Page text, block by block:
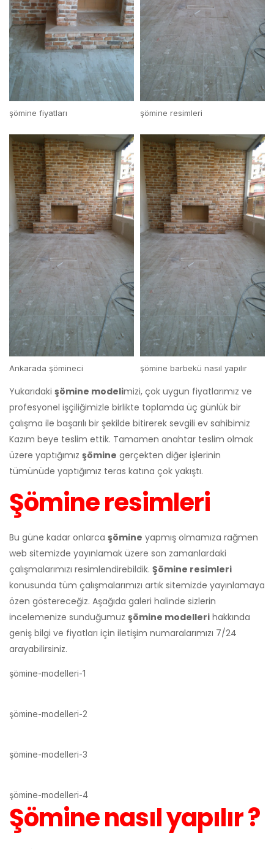
şömine fiyatları şömine resimleri
Ankarada şömineci şömine barbekü nasıl yapılır
Yukarıdaki şömine modelimizi, çok uygun fiyatlarımız ve
profesyonel işçiliğimizle birlikte toplamda üç günlük bir
çalışma ile başarılı bir şekilde bitirerek sevgili ev sahibimiz
Kazım beye teslim ettik. Tamamen anahtar teslim olmak
üzere yaptığımız şömine gerçekten diğer işlerinin
tümünüde yaptığımız teras katına çok yakıştı.
Şömine resimleri
Bu güne kadar onlarca şömine yapmış olmamıza rağmen
web sitemizde yayınlamak üzere son zamanlardaki
çalışmalarımızı resimlendirebildik. Şömine resimleri
konusunda tüm çalışmalarımızı artık sitemizde yayınlamaya
özen göstereceğiz. Aşağıda galeri halinde sizlerin
incelemenize sunduğumuz şömine modelleri hakkında
geniş bilgi ve fiyatları için iletişim numaralarımızı 7/24
arayabilirsiniz.
şömine-modelleri-1
şömine-modelleri-2
şömine-modelleri-3
şömine-modelleri-4
Şömine nasıl yapılır ?